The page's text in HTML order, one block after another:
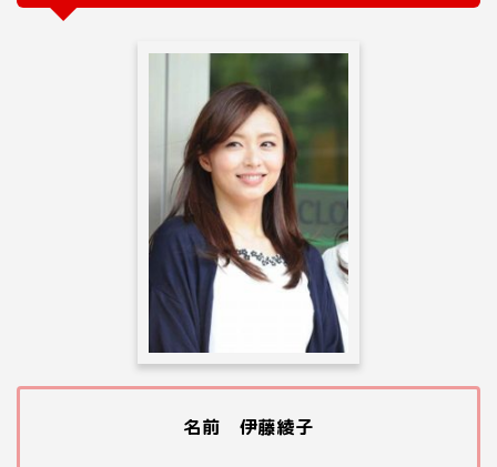
名前 伊藤綾子